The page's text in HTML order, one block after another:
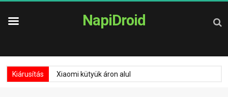
NapiDroid
Kiárusítás Xiaomi kütyük áron alul